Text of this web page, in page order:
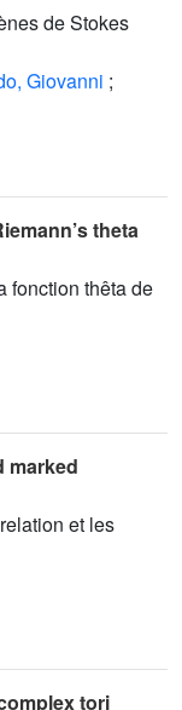
de Stokes
Giovanni ;
theta
fonction thêta de
marked
et les
tori